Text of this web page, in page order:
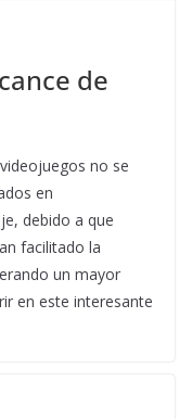
de
no se
en
debido a que
facilitado la
un mayor
en este interesante